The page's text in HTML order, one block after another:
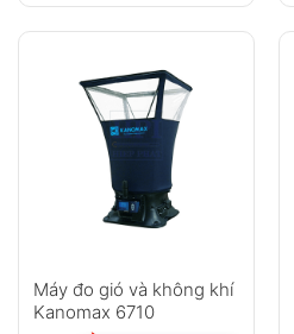
Máy đo gió và không khí
Kanomax 6710